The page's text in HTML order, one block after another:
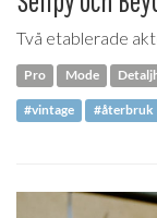
Två etablerade
Pro Mode
#vintage #återbruk